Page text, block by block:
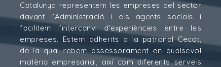
Catalunya representem les empreses del sector
davant l’Administració i els agents socials i
facilitem l’intercanvi d’experiències entre les
empreses. Estem adherits a la patronal Cecot,
de la qual rebem assessorament en qualsevol
matèria empresarial, així com diferents serveis